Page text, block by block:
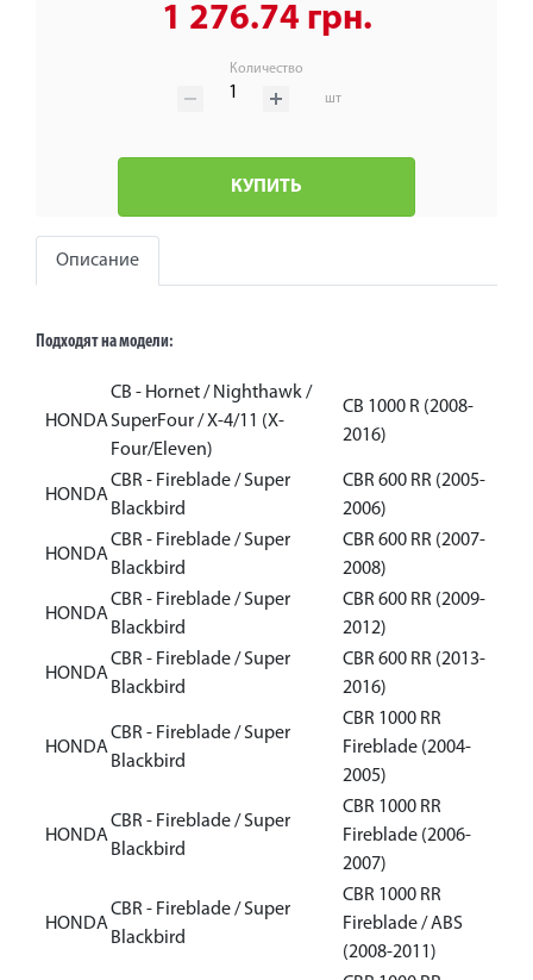
1 276.74 грн.
Количество
шт
КУПИТЬ
Описание
Подходят на модели:
HONDA
CB - Hornet / Nighthawk /
SuperFour / X-4/11 (X-
Four/Eleven)
CB 1000 R (2008-
2016)
HONDA
CBR - Fireblade / Super
Blackbird
CBR 600 RR (2005-
2006)
HONDA
CBR - Fireblade / Super
Blackbird
CBR 600 RR (2007-
2008)
HONDA
CBR - Fireblade / Super
Blackbird
CBR 600 RR (2009-
2012)
HONDA
CBR - Fireblade / Super
Blackbird
CBR 600 RR (2013-
2016)
HONDA
CBR - Fireblade / Super
Blackbird
CBR 1000 RR
Fireblade (2004-
2005)
HONDA
CBR - Fireblade / Super
Blackbird
CBR 1000 RR
Fireblade (2006-
2007)
HONDA
CBR - Fireblade / Super
Blackbird
CBR 1000 RR
Fireblade / ABS
(2008-2011)